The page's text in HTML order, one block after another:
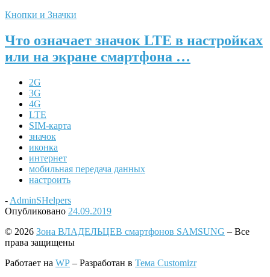
Кнопки и Значки
Что означает значок LTE в настройках
или на экране смартфона …
2G
3G
4G
LTE
SIM-карта
значок
иконка
интернет
мобильная передача данных
настроить
- AdminSHelpers
Опубликовано 24.09.2019
© 2026 Зона ВЛАДЕЛЬЦЕВ смартфонов SAMSUNG – Все
права защищены
Работает на WP – Разработан в Тема Customizr